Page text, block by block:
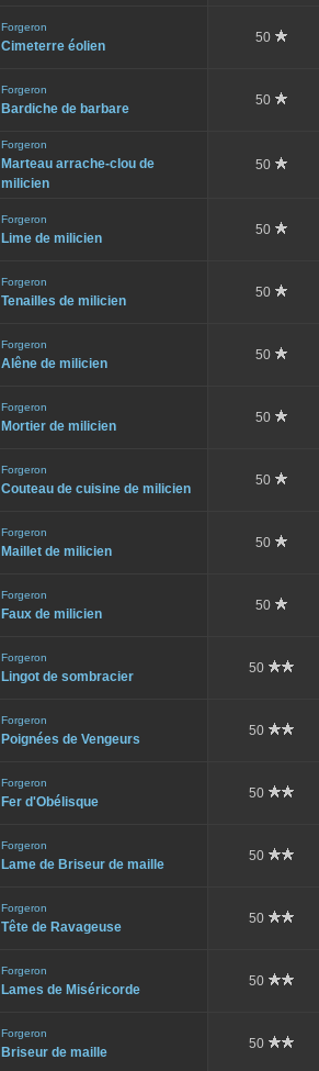
Forgeron
Cimeterre éolien
50
Forgeron
Bardiche de barbare
50
Forgeron
Marteau arrache-clou de
milicien
50
Forgeron
Lime de milicien
50
Forgeron
Tenailles de milicien
50
Forgeron
Alêne de milicien
50
Forgeron
Mortier de milicien
50
Forgeron
Couteau de cuisine de milicien
50
Forgeron
Maillet de milicien
50
Forgeron
Faux de milicien
50
Forgeron
Lingot de sombracier
50
Forgeron
Poignées de Vengeurs
50
Forgeron
Fer d'Obélisque
50
Forgeron
Lame de Briseur de maille
50
Forgeron
Tête de Ravageuse
50
Forgeron
Lames de Miséricorde
50
Forgeron
Briseur de maille
50